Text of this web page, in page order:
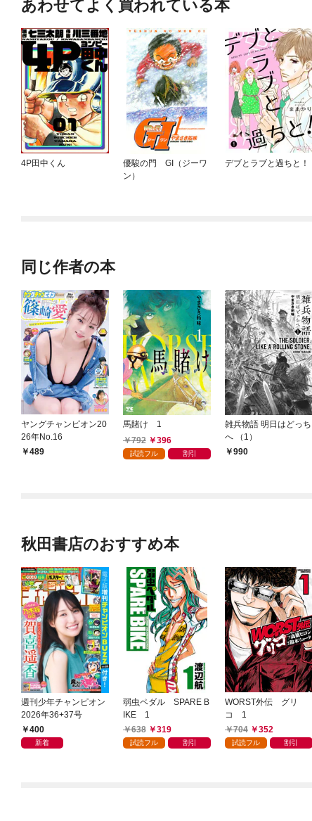
あわせてよく買われている本
4P田中くん
優駿の門 GI（ジーワ
ン）
デブとラブと過ちと！
同じ作者の本
ヤングチャンピオン20
26年No.16
489
馬賭け 1
792
396
試読フル 割引
雑兵物語 明日はどっち
へ （1）
990
秋田書店のおすすめ本
週刊少年チャンピオン
2026年36+37号
400
新着
弱虫ペダル SPARE B
IKE 1
638
319
試読フル 割引
WORST外伝 グリ
コ 1
704
352
試読フル 割引